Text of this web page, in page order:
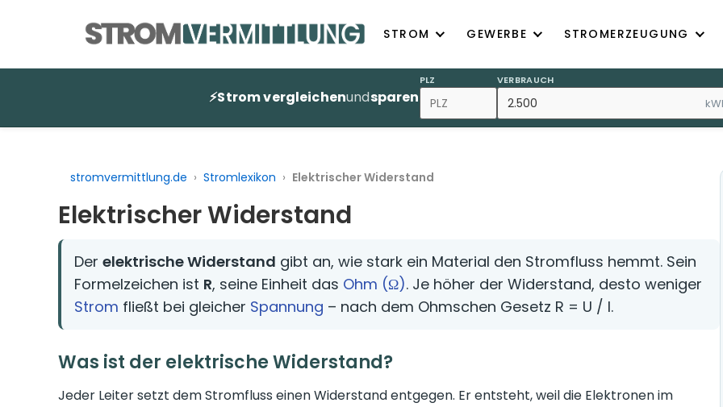
STROM GEWERBE STROMERZEUGUNG
⚡Strom vergleichenundsparen
PLZ VERBRAUCH
stromvermittlung.de › Stromlexikon › Elektrischer Widerstand
Elektrischer Widerstand
Der elektrische Widerstand gibt an, wie stark ein Material den Stromfluss hemmt. Sein
Formelzeichen ist R, seine Einheit das Ohm (Ω). Je höher der Widerstand, desto weniger
Strom fließt bei gleicher Spannung – nach dem Ohmschen Gesetz R = U / I.
Was ist der elektrische Widerstand?
Jeder Leiter setzt dem Stromfluss einen Widerstand entgegen. Er entsteht, weil die Elektronen im